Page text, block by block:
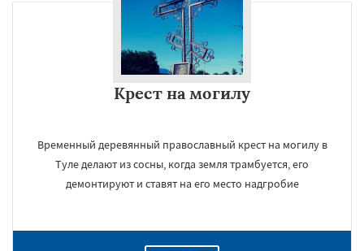
Крест на могилу
Временный деревянный православный крест на могилу в
Туле делают из сосны, когда земля трамбуется, его
демонтируют и ставят на его место надгробие